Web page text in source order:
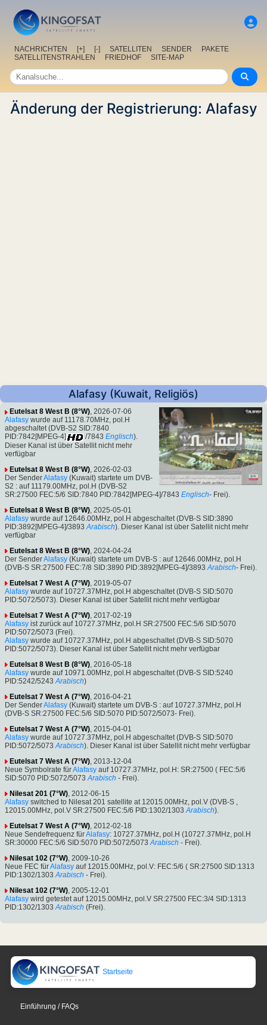
NACHRICHTEN [+] [-] SATELLITEN SENDER
PAKETE
SATELLITENSTRAHLEN
FRIEDHOF SITE-MAP
Änderung der Registrierung: Alafasy
Alafasy (Kuwait, Religiös)
Eutelsat 8 West B (8°W), 2026-07-06
Alafasy wurde auf 11178.70MHz, pol.H
abgeschaltet (DVB-S2 SID:7840
PID:7842[MPEG-4]
/7843 Englisch).
Dieser Kanal ist über Satellit nicht mehr
verfügbar
Eutelsat 8 West B (8°W) , 2026-02-03
Der SenderAlafasy (Kuwait) startete um DVB-
S2 : auf 11179.00MHz, pol.H (DVB-S2
SR:27500 FEC:5/6 SID:7840 PID:7842[MPEG-4]/7843 Englisch- Frei).
Eutelsat 8 West B (8°W) , 2025-05-01
Alafasy wurde auf 12646.00MHz, pol.H abgeschaltet (DVB-S SID:3890
PID:3892[MPEG-4]/3893 Arabisch). Dieser Kanal ist über Satellit nicht mehr
verfügbar
Eutelsat 8 West B (8°W) , 2024-04-24
Der SenderAlafasy (Kuwait) startete um DVB-S : auf 12646.00MHz, pol.H
(DVB-S SR:27500 FEC:7/8 SID:3890 PID:3892[MPEG-4]/3893 Arabisch- Frei).
Eutelsat 7 West A (7°W) , 2019-05-07
Alafasy wurde auf 10727.37MHz, pol.H abgeschaltet (DVB-S SID:5070
PID:5072/5073). Dieser Kanal ist über Satellit nicht mehr verfügbar
Eutelsat 7 West A (7°W) , 2017-02-19
Alafasy ist zurück auf 10727.37MHz, pol.H SR:27500 FEC:5/6 SID:5070
PID:5072/5073 (Frei).
Alafasy wurde auf 10727.37MHz, pol.H abgeschaltet (DVB-S SID:5070
PID:5072/5073). Dieser Kanal ist über Satellit nicht mehr verfügbar
Eutelsat 8 West B (8°W) , 2016-05-18
Alafasy wurde auf 10971.00MHz, pol.H abgeschaltet (DVB-S SID:5240
PID:5242/5243 Arabisch)
Eutelsat 7 West A (7°W) , 2016-04-21
Der SenderAlafasy (Kuwait) startete um DVB-S : auf 10727.37MHz, pol.H
(DVB-S SR:27500 FEC:5/6 SID:5070 PID:5072/5073- Frei).
Eutelsat 7 West A (7°W) , 2015-04-01
Alafasy wurde auf 10727.37MHz, pol.H abgeschaltet (DVB-S SID:5070
PID:5072/5073 Arabisch). Dieser Kanal ist über Satellit nicht mehr verfügbar
Eutelsat 7 West A (7°W) , 2013-12-04
Neue Symbolrate fürAlafasy auf 10727.37MHz, pol.H: SR:27500 ( FEC:5/6
SID:5070 PID:5072/5073 Arabisch - Frei).
Nilesat 201 (7°W) , 2012-06-15
Alafasy switched to Nilesat 201 satellite at 12015.00MHz, pol.V (DVB-S ,
12015.00MHz, pol.V SR:27500 FEC:5/6 PID:1302/1303 Arabisch).
Eutelsat 7 West A (7°W) , 2012-02-18
Neue Sendefrequenz fürAlafasy: 10727.37MHz, pol.H (10727.37MHz, pol.H
SR:30000 FEC:5/6 SID:5070 PID:5072/5073 Arabisch - Frei).
Nilesat 102 (7°W) , 2009-10-26
Neue FEC fürAlafasy auf 12015.00MHz, pol.V: FEC:5/6 ( SR:27500 SID:1313
PID:1302/1303 Arabisch - Frei).
Nilesat 102 (7°W) , 2005-12-01
Alafasy wird getestet auf 12015.00MHz, pol.V SR:27500 FEC:3/4 SID:1313
PID:1302/1303 Arabisch (Frei).
Startseite
Einführung / FAQs